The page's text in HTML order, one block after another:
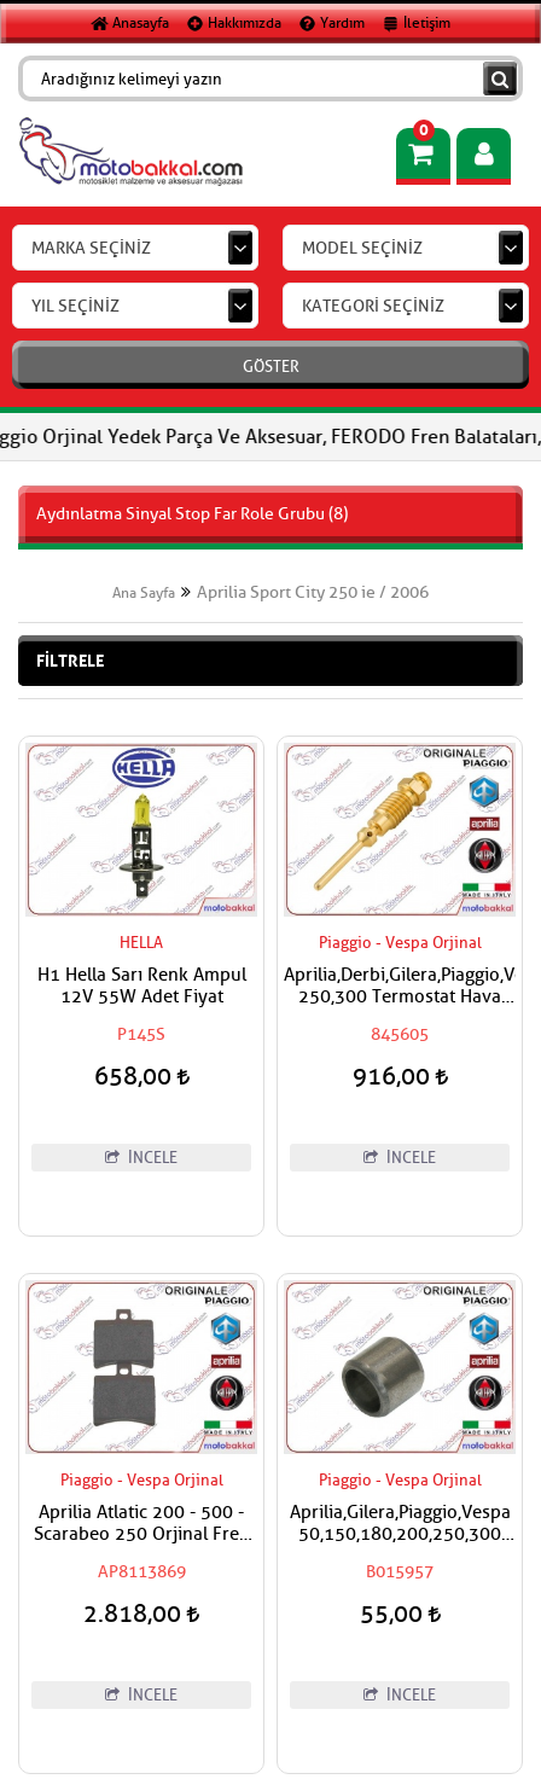
Anasayfa Hakkımızda Yardım İletişim
0
MARKA SEÇİNİZ MODEL SEÇİNİZ
YIL SEÇİNİZ KATEGORİ SEÇİNİZ
GÖSTER
Parça Ve Aksesuar, FERODO Fren Balataları,
Aydınlatma Sinyal Stop Far Role Grubu (8)
Ana Sayfa Aprilia Sport City 250 ie / 2006
FİLTRELE
HELLA
H1 Hella Sarı Renk Ampul
12V 55W Adet Fiyat
P145S
658,00
İNCELE
Piaggio - Vespa Orjinal
250,300 Termostat Hava
845605
916,00
İNCELE
Piaggio - Vespa Orjinal
Aprilia Atlatic 200 - 500 -
Scarabeo 250 Orjinal Fren
AP8113869
2.818,00
İNCELE
Piaggio - Vespa Orjinal
Aprilia,Gilera,Piaggio,Vespa
50,150,180,200,250,300
Fiyatıdır
B015957
55,00
İNCELE